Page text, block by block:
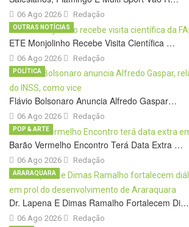
06 Ago 2026 Redação
ETE Monjolinho Recebe Visita Científica …
06 Ago 2026
OUTRAS NOTÍCIAS
Redação
Flávio Bolsonaro Anuncia Alfredo Gaspar…
06 Ago 2026
POLÍTICA
Redação
Barão Vermelho Encontro Terá Data Extra …
06 Ago 2026
POP & ARTE
Redação
Dr. Lapena E Dimas Ramalho Fortalecem Di…
06 Ago 2026
ARARAQUARA
Redação